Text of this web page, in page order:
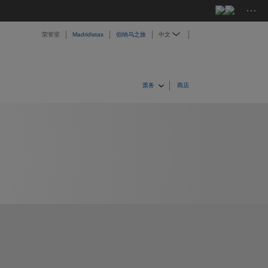
···
荣誉室 Madridistas 伯纳乌之旅 中文
票务 商店